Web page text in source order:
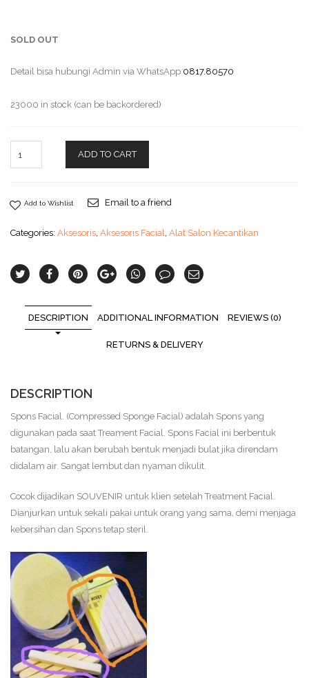
SOLD OUT
Detail bisa hubungi Admin via WhatsApp 0817.80570
23000 in stock (can be backordered)
ADD TO CART
Add to Wishlist Email to a friend
Categories: Aksesoris, Aksesoris Facial, Alat Salon Kecantikan
DESCRIPTION ADDITIONAL INFORMATION REVIEWS (0)
RETURNS & DELIVERY
DESCRIPTION
Spons Facial. (Compressed Sponge Facial) adalah Spons yang
digunakan pada saat Treament Facial. Spons Facial ini berbentuk
batangan, lalu akan berubah bentuk menjadi bulat jika direndam
didalam air. Sangat lembut dan nyaman dikulit.
Cocok dijadikan SOUVENIR untuk klien setelah Treatment Facial.
Dianjurkan untuk sekali pakai untuk orang yang sama, demi menjaga
kebersihan dan Spons tetap steril.